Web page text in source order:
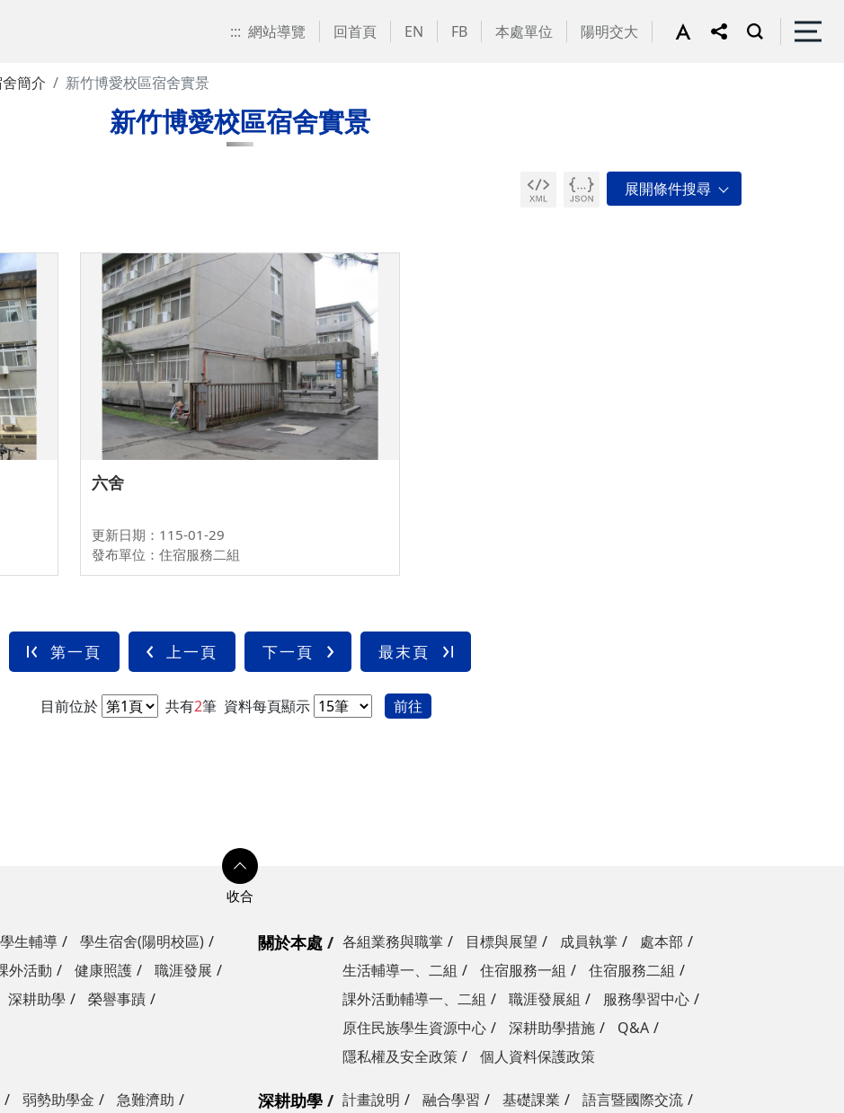
::: 網站導覽 回首頁 EN FB 本處單位 陽明交大
簡介 新竹博愛校區宿舍實景
新竹博愛校區宿舍實景
六舍
更新日期：115-01-29
發布單位：住宿服務二組
第一頁 上一頁 下一頁 最末頁
目前位於 共有2筆 資料每頁顯示 前往
生輔導
學生宿舍(陽明校區)
外活動 健康照護
職涯發展
深耕助學
榮譽事蹟
關於本處 各組業務與職掌 目標與展望 成員執掌
處本部
生活輔導一、二組
住宿服務一組
住宿服務二組
課外活動輔導一、二組
職涯發展組
服務學習中心
原住民族學生資源中心
深耕助學措施
Q&A
隱私權及安全政策
個人資料保護政策
弱勢助學金
急難濟助
深耕助學 計畫說明 融合學習 基礎課業
語言暨國際交流